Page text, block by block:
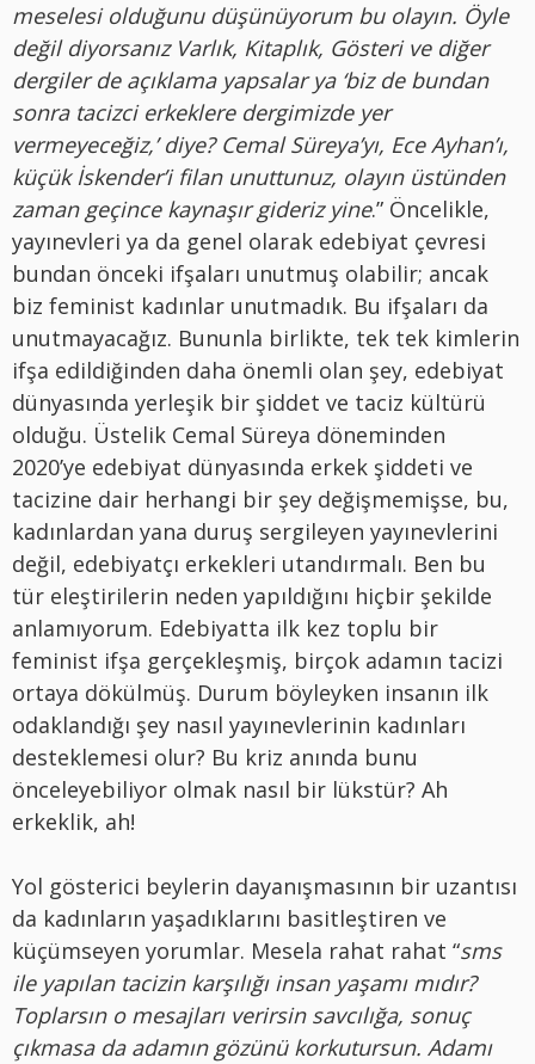
meselesi olduğunu düşünüyorum bu olayın. Öyle
değil diyorsanız Varlık, Kitaplık, Gösteri ve diğer
dergiler de açıklama yapsalar ya ‘biz de bundan
sonra tacizci erkeklere dergimizde yer
vermeyeceğiz,’ diye? Cemal Süreya’yı, Ece Ayhan’ı,
küçük İskender’i filan unuttunuz, olayın üstünden
zaman geçince kaynaşır gideriz yine.” Öncelikle,
yayınevleri ya da genel olarak edebiyat çevresi
bundan önceki ifşaları unutmuş olabilir; ancak
biz feminist kadınlar unutmadık. Bu ifşaları da
unutmayacağız. Bununla birlikte, tek tek kimlerin
ifşa edildiğinden daha önemli olan şey, edebiyat
dünyasında yerleşik bir şiddet ve taciz kültürü
olduğu. Üstelik Cemal Süreya döneminden
2020’ye edebiyat dünyasında erkek şiddeti ve
tacizine dair herhangi bir şey değişmemişse, bu,
kadınlardan yana duruş sergileyen yayınevlerini
değil, edebiyatçı erkekleri utandırmalı. Ben bu
tür eleştirilerin neden yapıldığını hiçbir şekilde
anlamıyorum. Edebiyatta ilk kez toplu bir
feminist ifşa gerçekleşmiş, birçok adamın tacizi
ortaya dökülmüş. Durum böyleyken insanın ilk
odaklandığı şey nasıl yayınevlerinin kadınları
desteklemesi olur? Bu kriz anında bunu
önceleyebiliyor olmak nasıl bir lükstür? Ah
erkeklik, ah!
Yol gösterici beylerin dayanışmasının bir uzantısı
da kadınların yaşadıklarını basitleştiren ve
küçümseyen yorumlar. Mesela rahat rahat “sms
ile yapılan tacizin karşılığı insan yaşamı mıdır?
Toplarsın o mesajları verirsin savcılığa, sonuç
çıkmasa da adamın gözünü korkutursun. Adamı